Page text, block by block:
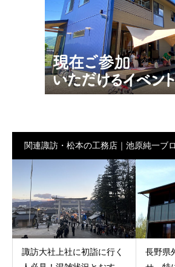
関連諏訪・松本の工務店｜池原純一ブ
諏訪大社上社に初詣に行く
長野県